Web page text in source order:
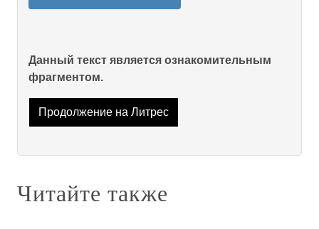
Данный текст является ознакомительным
фрагментом.
Продолжение на Литрес
Читайте также